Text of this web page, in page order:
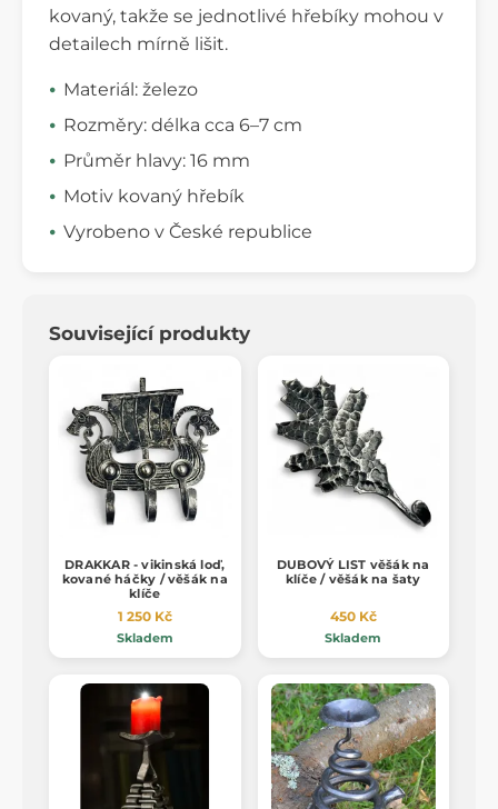
kovaný, takže se jednotlivé hřebíky mohou v
detailech mírně lišit.
Materiál: železo
Rozměry: délka cca 6–7 cm
Průměr hlavy: 16 mm
Motiv kovaný hřebík
Vyrobeno v České republice
Související produkty
DRAKKAR - vikinská loď,
kované háčky / věšák na
klíče
1 250 Kč
Skladem
DUBOVÝ LIST věšák na
klíče / věšák na šaty
450 Kč
Skladem